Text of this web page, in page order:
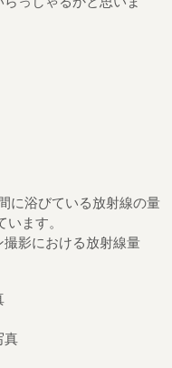
に浴びている放射線の量
ます。
影における放射線量
真